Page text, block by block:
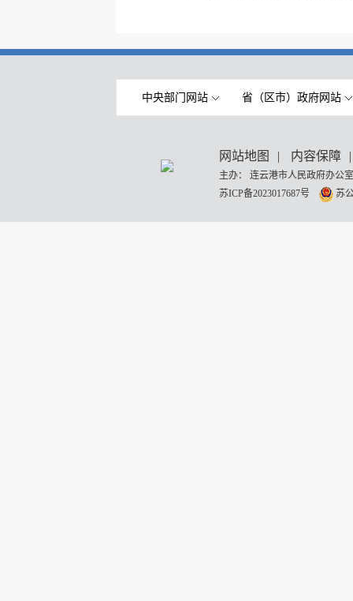
中央部门网站 省（区市）政府网站
网站地图 | 内容保障 |
主办： 连云港市人民政府办
苏ICP备2023017687号
苏